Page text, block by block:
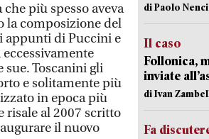
più spesso aveva
la composizione del
appunti di Puccini e
Toscanini gli
e solitamente più
in epoca più
risale al 2007 scritto
il nuovo
di Paolo
Il caso
Follonica,
inviate
di Ivan
Fa